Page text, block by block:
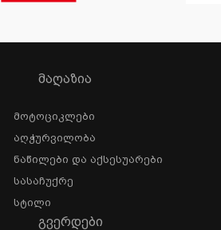
ᲛᲐᲦᲐᲖᲘᲐ
Მოტოციკლები
Აღჭურვილობა
Ნაწილები Და Აქსესუარები
Სასაჩუქრე
Სტილი
ᲒᲕᲔᲠᲓᲔᲑᲘ